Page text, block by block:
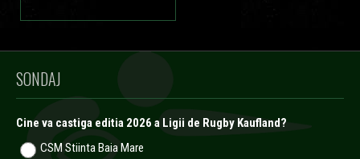
SONDAJ
Cine va castiga editia 2026 a Ligii de Rugby Kaufland?
CSM Stiinta Baia Mare